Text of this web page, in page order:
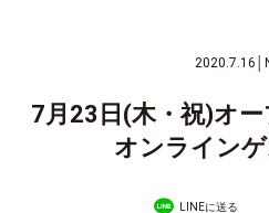
2020.7.16
7月23日(木・祝)オ
オンラインゲ
LINEに送る